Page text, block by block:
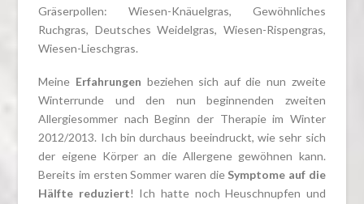
Gräserpollen: Wiesen-Knäuelgras, Gewöhnliches
Ruchgras, Deutsches Weidelgras, Wiesen-Rispengras,
Wiesen-Lieschgras.
Meine Erfahrungen beziehen sich auf die nun zweite
Winterrunde und den nun beginnenden zweiten
Allergiesommer nach Beginn der Therapie im Winter
2012/2013. Ich bin durchaus beeindruckt, wie sehr sich
der eigene Körper an die Allergene gewöhnen kann.
Bereits im ersten Sommer waren die Symptome auf die
Hälfte reduziert! Ich hatte noch Heuschnupfen und